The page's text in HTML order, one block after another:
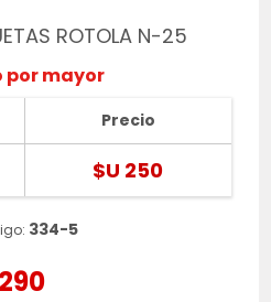
ROTOLA N-25
por mayor
Precio
$U 250
334-5